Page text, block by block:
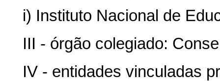
i) Instituto Nacional de
III - órgão colegiado:
IV - entidades vinculadas